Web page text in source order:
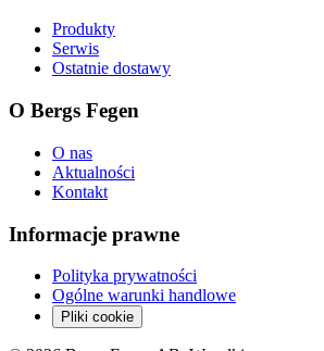
Produkty
Serwis
Ostatnie dostawy
O Bergs Fegen
O nas
Aktualności
Kontakt
Informacje prawne
Polityka prywatności
Ogólne warunki handlowe
Pliki cookie